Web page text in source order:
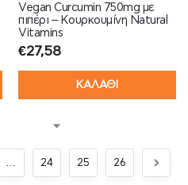
Vegan Curcumin 750mg με
πιπέρι – Κουρκουμίνη Natural
Vitamins
€27,58
ΚΑΛΑΘΙ
24 25 26